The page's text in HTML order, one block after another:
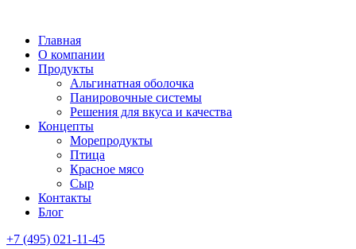
Главная
О компании
Продукты
Альгинатная оболочка
Панировочные системы
Решения для вкуса и качества
Концепты
Морепродукты
Птица
Красное мясо
Сыр
Контакты
Блог
+7 (495) 021-11-45